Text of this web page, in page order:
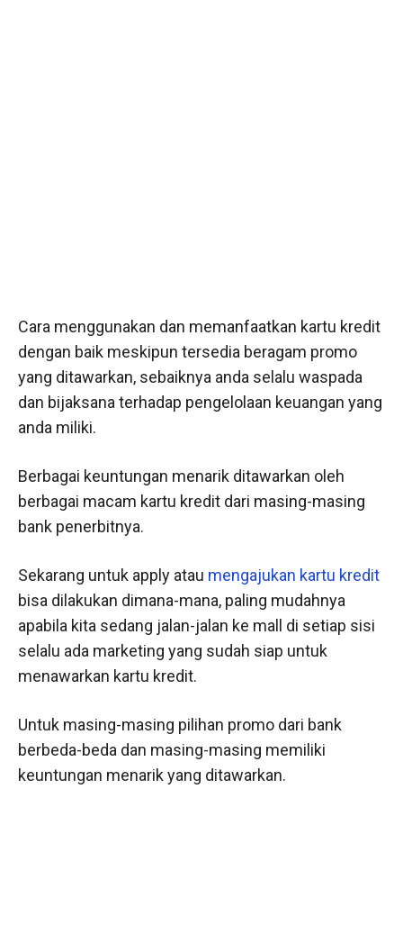
Cara menggunakan dan memanfaatkan kartu kredit
dengan baik meskipun tersedia beragam promo
yang ditawarkan, sebaiknya anda selalu waspada
dan bijaksana terhadap pengelolaan keuangan yang
anda miliki.
Berbagai keuntungan menarik ditawarkan oleh
berbagai macam kartu kredit dari masing-masing
bank penerbitnya.
Sekarang untuk apply atau mengajukan kartu kredit
bisa dilakukan dimana-mana, paling mudahnya
apabila kita sedang jalan-jalan ke mall di setiap sisi
selalu ada marketing yang sudah siap untuk
menawarkan kartu kredit.
Untuk masing-masing pilihan promo dari bank
berbeda-beda dan masing-masing memiliki
keuntungan menarik yang ditawarkan.